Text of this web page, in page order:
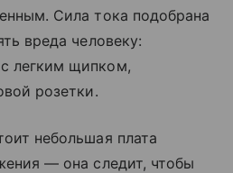
Сила тока подобрана
вреда человеку:
легким щипком,
розетки.
небольшая плата
— она следит, чтобы